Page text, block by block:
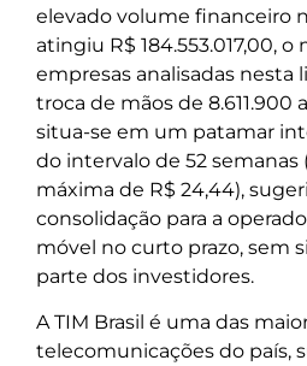
elevado volume financeiro
atingiu R$ 184.553.017,00,
empresas analisadas nesta
troca de mãos de 8.611.900
situa-se em um patamar
do intervalo de 52 semanas
máxima de R$ 24,44),
consolidação para a
móvel no curto prazo, sem
parte dos investidores.
A TIM Brasil é uma das
telecomunicações do país,